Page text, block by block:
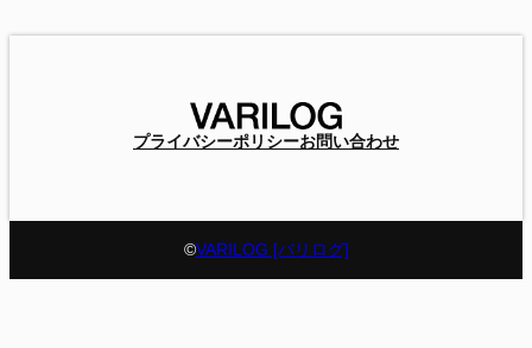
プライバシーポリシーお問い合わせ
©VARILOG [バリログ]